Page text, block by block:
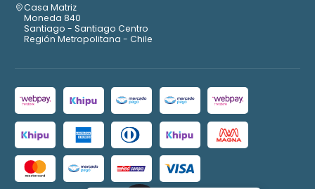
Casa Matriz
Moneda 840
Santiago - Santiago Centro
Región Metropolitana - Chile